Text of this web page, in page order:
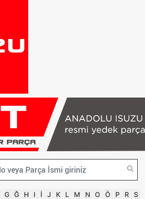
G Ğ H I İ J K L M N O Ö P R S